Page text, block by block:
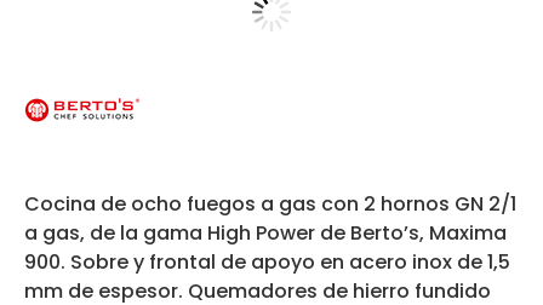
Cocina de ocho fuegos a gas con 2 hornos GN 2/1
a gas, de la gama High Power de Berto’s, Maxima
900. Sobre y frontal de apoyo en acero inox de 1,5
mm de espesor. Quemadores de hierro fundido